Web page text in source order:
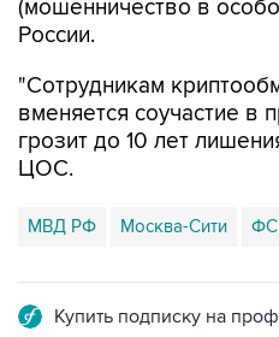
"Сотрудникам
грозит до 10 лет
ЦОС.
МВД РФ
Подписаться на